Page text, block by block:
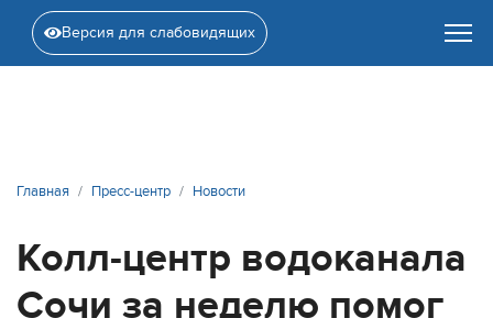
Версия для слабовидящих
Главная Пресс-центр Новости
Колл-центр водоканала
Сочи за неделю помог